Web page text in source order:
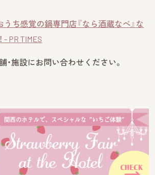
うち感覚の鍋専門店『なら酒蔵なべ』な
- PR TIMES
・施設にお問い合わせください。